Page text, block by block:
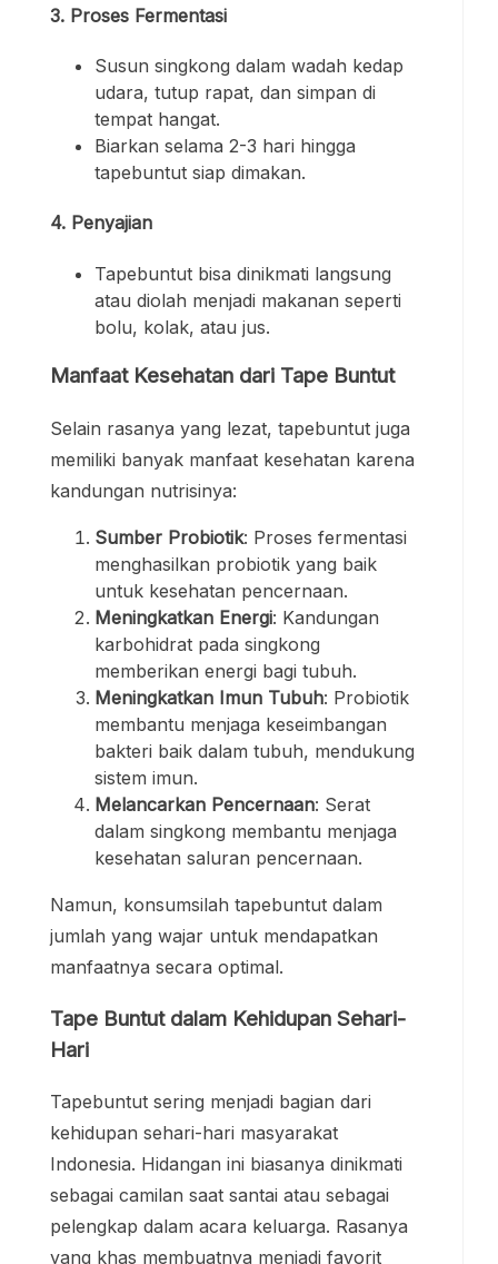
3. Proses Fermentasi
Susun singkong dalam wadah kedap
udara, tutup rapat, dan simpan di
tempat hangat.
Biarkan selama 2-3 hari hingga
tapebuntut siap dimakan.
4. Penyajian
Tapebuntut bisa dinikmati langsung
atau diolah menjadi makanan seperti
bolu, kolak, atau jus.
Manfaat Kesehatan dari Tape Buntut
Selain rasanya yang lezat, tapebuntut juga
memiliki banyak manfaat kesehatan karena
kandungan nutrisinya:
Sumber Probiotik: Proses fermentasi
menghasilkan probiotik yang baik
untuk kesehatan pencernaan.
Meningkatkan Energi: Kandungan
karbohidrat pada singkong
memberikan energi bagi tubuh.
Meningkatkan Imun Tubuh: Probiotik
membantu menjaga keseimbangan
bakteri baik dalam tubuh, mendukung
sistem imun.
Melancarkan Pencernaan: Serat
dalam singkong membantu menjaga
kesehatan saluran pencernaan.
Namun, konsumsilah tapebuntut dalam
jumlah yang wajar untuk mendapatkan
manfaatnya secara optimal.
Tape Buntut dalam Kehidupan Sehari-
Hari
Tapebuntut sering menjadi bagian dari
kehidupan sehari-hari masyarakat
Indonesia. Hidangan ini biasanya dinikmati
sebagai camilan saat santai atau sebagai
pelengkap dalam acara keluarga. Rasanya
yang khas membuatnya menjadi favorit